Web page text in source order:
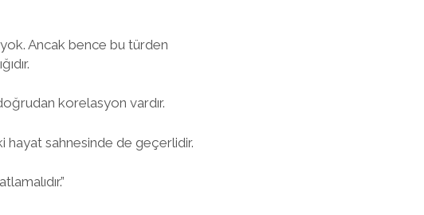
Ancak bence bu türden
korelasyon vardır.
hayat sahnesinde de geçerlidir.